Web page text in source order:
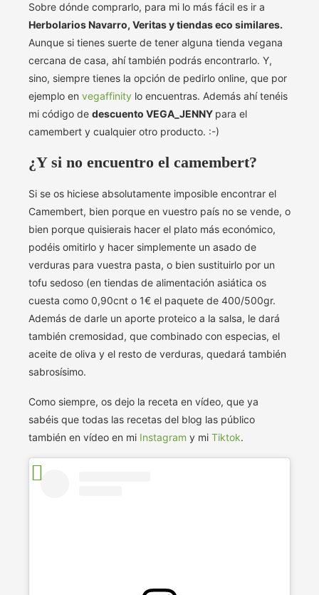
Sobre dónde comprarlo, para mi lo más fácil es ir a
Herbolarios Navarro, Veritas y tiendas eco similares.
Aunque si tienes suerte de tener alguna tienda vegana
cercana de casa, ahí también podrás encontrarlo. Y,
sino, siempre tienes la opción de pedirlo online, que por
ejemplo en vegaffinity lo encuentras. Además ahí tenéis
mi código de descuento VEGA_JENNY para el
camembert y cualquier otro producto. :-)
¿Y si no encuentro el camembert?
Si se os hiciese absolutamente imposible encontrar el
Camembert, bien porque en vuestro país no se vende, o
bien porque quisierais hacer el plato más económico,
podéis omitirlo y hacer simplemente un asado de
verduras para vuestra pasta, o bien sustituirlo por un
tofu sedoso (en tiendas de alimentación asiática os
cuesta como 0,90cnt o 1€ el paquete de 400/500gr.
Además de darle un aporte proteico a la salsa, le dará
también cremosidad, que combinado con especias, el
aceite de oliva y el resto de verduras, quedará también
sabrosísimo.
Como siempre, os dejo la receta en vídeo, que ya
sabéis que todas las recetas del blog las público
también en vídeo en mi Instagram y mi Tiktok.